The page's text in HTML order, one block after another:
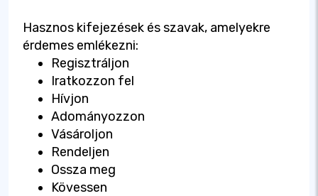
Hasznos kifejezések és szavak, amelyekre
érdemes emlékezni:
Regisztráljon
Iratkozzon fel
Hívjon
Adományozzon
Vásároljon
Rendeljen
Ossza meg
Kövessen